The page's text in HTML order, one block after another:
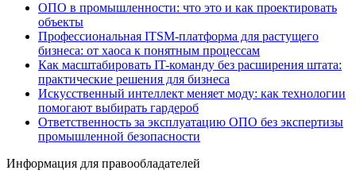
ОПО в промышленности: что это и как проектировать
объекты
Профессиональная ITSM-платформа для растущего
бизнеса: от хаоса к понятным процессам
Как масштабировать IT-команду без расширения штата:
практические решения для бизнеса
Искусственный интеллект меняет моду: как технологии
помогают выбирать гардероб
Ответственность за эксплуатацию ОПО без экспертизы
промышленной безопасности
Информация для правообладателей